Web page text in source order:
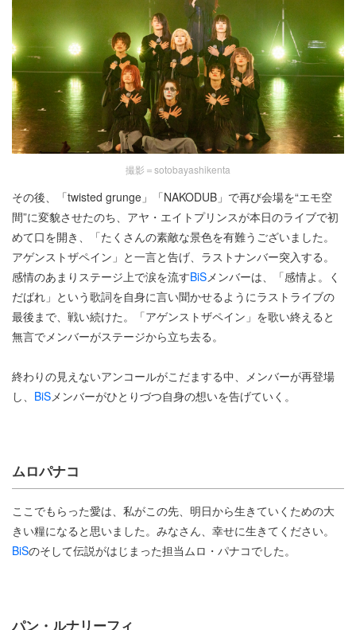
撮影＝sotobayashikenta
その後、「twisted grunge」「NAKODUB」で再び会場を“エモ空
間”に変貌させたのち、アヤ・エイトプリンスが本日のライブで初
めて口を開き、「たくさんの素敵な景色を有難うございました。
アゲンストザペイン」と一言と告げ、ラストナンバー突入する。
感情のあまりステージ上で涙を流すBiS メンバーは、「感情よ。く
だばれ」という歌詞を自身に言い聞かせるようにラストライブの
最後まで、戦い続けた。「アゲンストザペイン」を歌い終えると
無言でメンバーがステージから立ち去る。
終わりの見えないアンコールがこだまする中、メンバーが再登場
し、 BiS メンバーがひとりづつ自身の想いを告げていく。
ムロパナコ
ここでもらった愛は、私がこの先、明日から生きていくための大
きい糧になると思いました。みなさん、幸せに生きてください。
BiSのそして伝説がはじまった担当ムロ・パナコでした。
パン・ルナリーフィ